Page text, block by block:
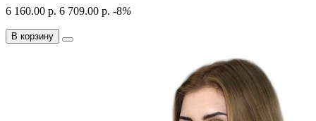
6 160.00 р. 6 709.00 р. -8%
В корзину